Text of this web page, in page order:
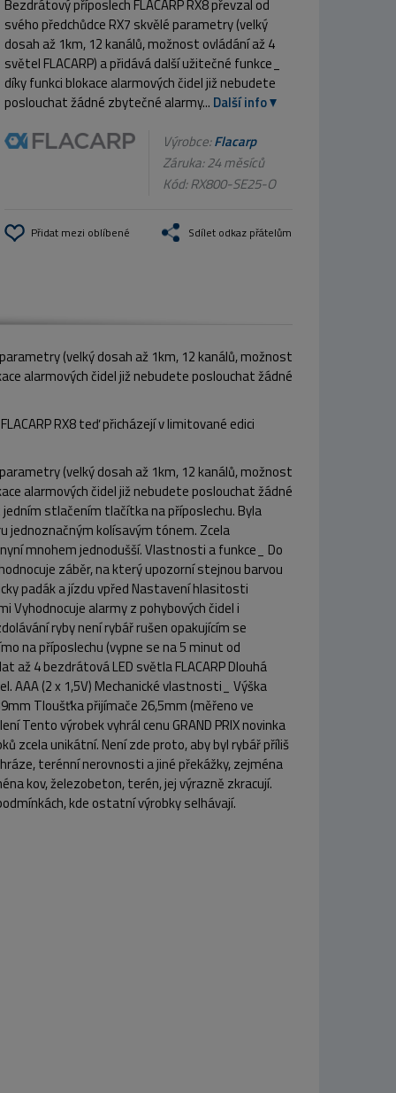
Bezdrátový příposlech FLACARP RX8 převzal od
svého předchůdce RX7 skvělé parametry (velký
dosah až 1km, 12 kanálů, možnost ovládání až 4
světel FLACARP) a přidává další užitečné funkce_
díky funkci blokace alarmových čidel již nebudete
poslouchat žádné zbytečné alarmy... Další info
Výrobce:Flacarp
Záruka: 24 měsíců
Kód:RX800-SE25-O
Přidat mezi oblíbené Sdílet odkaz přátelům
(velký dosah až 1km, 12 kanálů, možnost
alarmových čidel již nebudete poslouchat žádné
RX8 teď přicházejí v limitované edici
(velký dosah až 1km, 12 kanálů, možnost
alarmových čidel již nebudete poslouchat žádné
stlačením tlačítka na příposlechu. Byla
jednoznačným kolísavým tónem. Zcela
mnohem jednodušší. Vlastnosti a funkce_ Do
záběr, na který upozorní stejnou barvou
padák a jízdu vpřed Nastavení hlasitosti
alarmy z pohybových čidel i
ryby není rybář rušen opakujícím se
na příposlechu (vypne se na 5 minut od
až 4 bezdrátová LED světla FLACARP Dlouhá
AAA (2 x 1,5V) Mechanické vlastnosti_ Výška
Tloušťka přijímače 26,5mm (měřeno ve
Tento výrobek vyhrál cenu GRAND PRIX novinka
zcela unikátní. Není zde proto, aby byl rybář příliš
terénní nerovnosti a jiné překážky, zejména
kov, železobeton, terén, jej výrazně zkracují.
kde ostatní výrobky selhávají.